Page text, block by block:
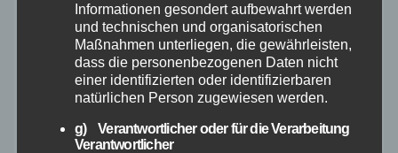
Veranstaltungen
Video
Informationen gesondert aufbewahrt werden
und technischen und organisatorischen
Maßnahmen unterliegen, die gewährleisten,
dass die personenbezogenen Daten nicht
einer identifizierten oder identifizierbaren
natürlichen Person zugewiesen werden.
g) Verantwortlicher oder für die Verarbeitung
Verantwortlicher